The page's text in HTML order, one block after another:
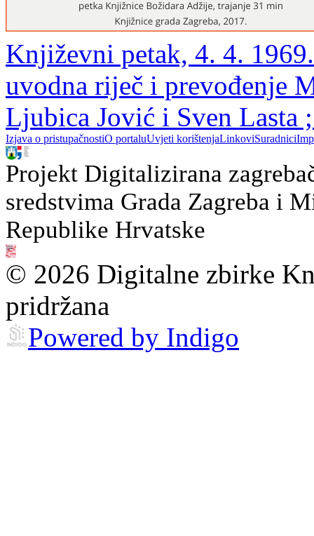
Književni petak, 4. 4.
uvodna riječ i prevođenje
Ljubica Jović i Sven Lasta
Izjava o pristupačnostiO portaluUvjeti korištenjaLinkoviSuradnici
Projekt Digitalizirana
sredstvima Grada Zagreba i
Republike Hrvatske
© 2026 Digitalne zbirke
pridržana
Powered by Indigo